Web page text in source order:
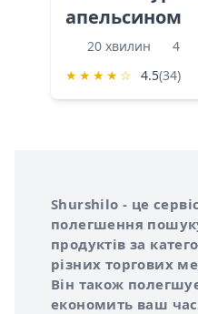
апельсином
20 хвилин
4
★ ★ ★ ★ ☆ 4.5(34)
Про сервіс Shurshilo
Shurshilo - це
полегшення
продуктів за
різних торгових
Він також
економить ваш